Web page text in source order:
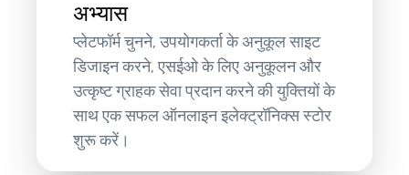
अभ्यास
प्लेटफॉर्म चुनने, उपयोगकर्ता के अनुकूल साइट
डिजाइन करने, एसईओ के लिए अनुकूलन और
उत्कृष्ट ग्राहक सेवा प्रदान करने की युक्तियों के
साथ एक सफल ऑनलाइन इलेक्ट्रॉनिक्स स्टोर
शुरू करें।